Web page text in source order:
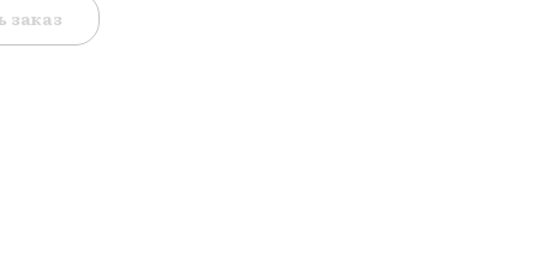
заказ